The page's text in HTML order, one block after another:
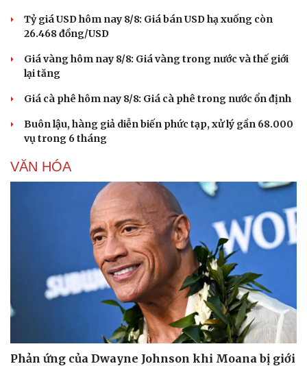
Du lịch
Tư vấn
check-in
Podcast
Cửa sổ tình yêu
Tỷ giá USD hôm nay 8/8: Giá bán USD hạ xuống còn
26.468 đồng/USD
Giá vàng hôm nay 8/8: Giá vàng trong nước và thế giới
lại tăng
Giá cà phê hôm nay 8/8: Giá cà phê trong nước ổn định
Buôn lậu, hàng giả diễn biến phức tạp, xử lý gần 68.000
vụ trong 6 tháng
VĂN HÓA
Phản ứng của Dwayne Johnson khi Moana bị giới